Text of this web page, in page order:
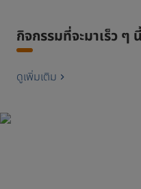
กิจกรรมที่จะมาเร็ว ๆ นี้
ดูเพิ่มเติม